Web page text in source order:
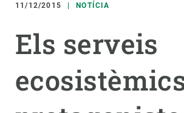
11/12/2015 NOTÍCIA
Els serveis
Responsive
menu
RECERCA
CIÈNCIA EN ACCIÓ